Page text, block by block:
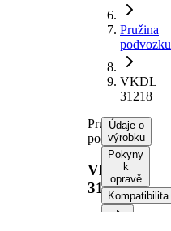
Pružina
podvozku
VKDL
31218
Pružina
podvozku
VKDL
31218
Údaje o
výrobku
Pokyny
k
opravě
Kompatibilita